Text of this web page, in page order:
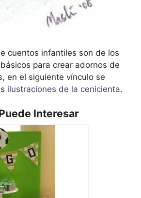
cuentos infantiles son de los
para crear adornos de
en el siguiente vínculo se
ilustraciones de la cenicienta.
Interesar